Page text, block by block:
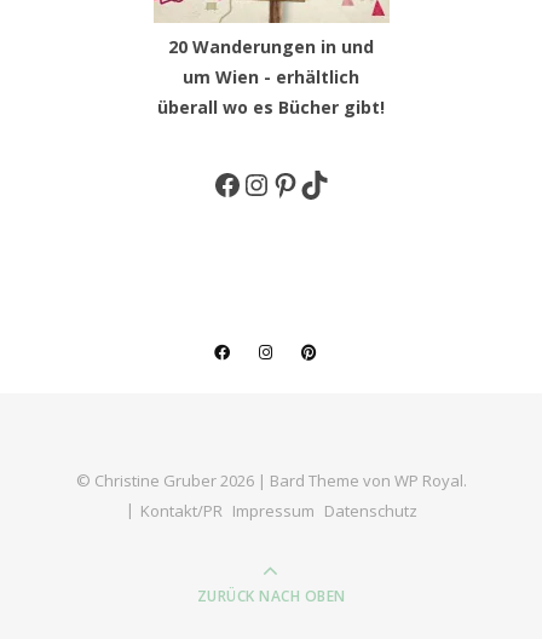
20 Wanderungen in und
um Wien - erhältlich
überall wo es Bücher gibt!
Facebook
Instagram
Pinterest
TikTok
© Christine Gruber 2026 | Bard Theme von WP Royal.
Kontakt/PR Impressum Datenschutz
ZURÜCK NACH OBEN